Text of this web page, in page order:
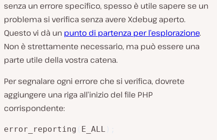
senza un errore specifico, spesso è utile sapere se un
problema si verifica senza avere Xdebug aperto.
Questo vi dà un punto di partenza per l’esplorazione.
Non è strettamente necessario, ma può essere una
parte utile della vostra catena.
Per segnalare ogni errore che si verifica, dovrete
aggiungere una riga all’inizio del file PHP
corrispondente:
error_reporting E_ALL